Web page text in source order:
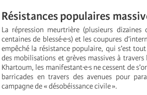
Résistances populaires
La répression meurtrière (plusieurs dizaines
centaines de blessé·e·s) et les coupures
empêché la résistance populaire, qui s’est
des mobilisations et grèves massives à
Khartoum, les manifestant·e·s ne cessent de
barricades en travers des avenues pour
campagne de « désobéissance civile ».